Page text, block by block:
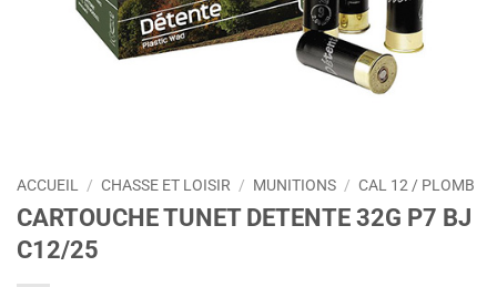
ACCUEIL / CHASSE ET LOISIR / MUNITIONS / CAL 12 / PLOMB
CARTOUCHE TUNET DETENTE 32G P7 BJ
C12/25